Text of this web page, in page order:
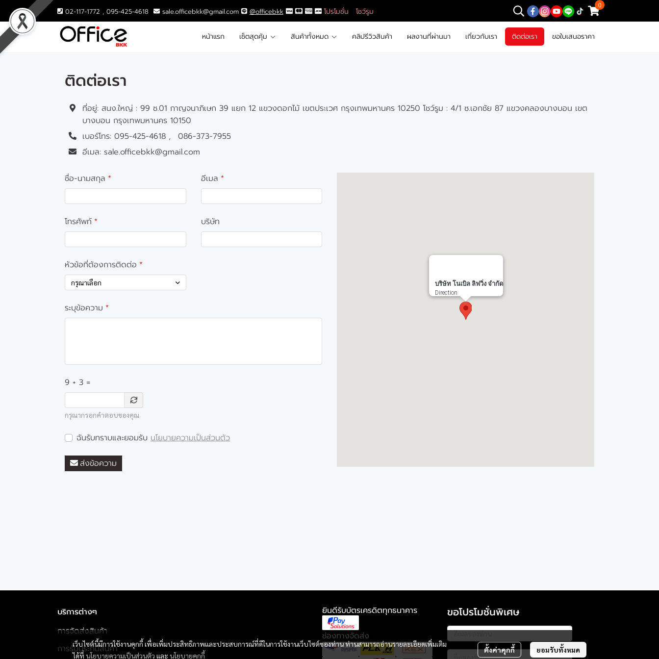
02-117-1772 , 095-425-4618 sale.officebkk@gmail.com @officebkk โปรโมชั่น โชว์รูม
0
หน้าแรก เซ็ตสุดคุ้ม สินค้าทั้งหมด คลิปรีวิวสินค้า ผลงานที่ผ่านมา เกี่ยวกับเรา ติดต่อเรา ขอใบเสนอราคา
ติดต่อเรา
ที่อยู่: สนง.ใหญ่ : 99 ซ.01 กาญจนาภิเษก 39 แยก 12 แขวงดอกไม้ เขตประเวศ กรุงเทพมหานคร 10250 โชว์รูม : 4/1 ซ.เอกชัย 87 แขวงคลองบางบอน เขต
บางบอน กรุงเทพมหานคร 10150
เบอร์โทร: 095-425-4618
086-373-7955
อีเมล: sale.officebkk@gmail.com
ชื่อ-นามสกุล อีเมล
โทรศัพท์ บริษัท
หัวข้อที่ต้องการติดต่อ
กรุณาเลือก
ระบุข้อความ
9 + 3 =
กรุณากรอกคำตอบของคุณ
ฉันรับทราบและยอมรับ นโยบายความเป็นส่วนตัว
ส่งข้อความ
บริษัท โนเบิล ลิฟวิ่ง จำกัด
Direction
เว็บไซต์นี้มีการใช้งานคุกกี้ เพื่อเพิ่มประสิทธิภาพและประสบการณ์ที่ดีในการใช้งานเว็บไซต์ของท่าน ท่านสามารถอ่านรายละเอียดเพิ่มเติม
ได้ที่ นโยบายความเป็นส่วนตัว และ นโยบายคุกกี้
ตั้งค่าคุกกี้ ยอมรับทั้งหมด
บริการต่างๆ
การจัดส่งสินค้า
การรับประกันสินค้า
ยินดีรับบัตรเครดิตทุกธนาคาร
ช่องทางจัดส่ง
ขอโปรโมชั่นพิเศษ